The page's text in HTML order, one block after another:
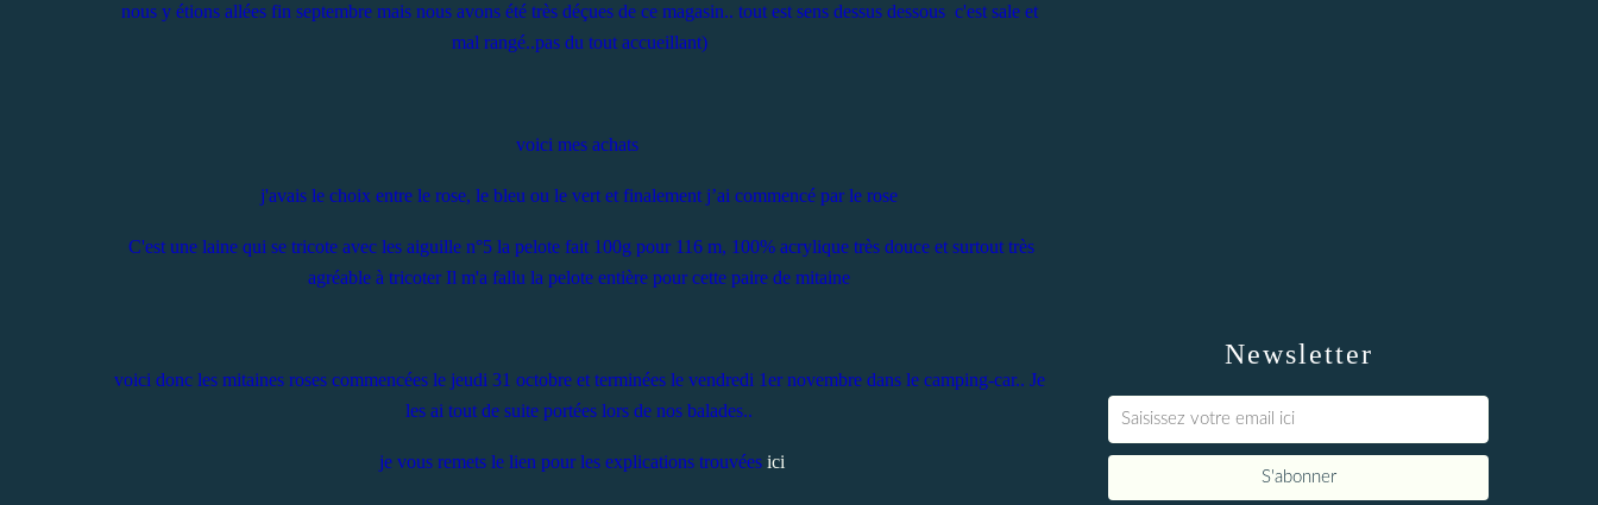
nous y étions allées fin septembre mais nous avons été très déçues de ce magasin.. tout est sens dessus dessous c'est sale et
mal rangé..pas du tout accueillant)
voici mes achats
j'avais le choix entre le rose, le bleu ou le vert et finalement j’ai commencé par le rose
C'est une laine qui se tricote avec les aiguille n°5 la pelote fait 100g pour 116 m, 100% acrylique très douce et surtout très
agréable à tricoter Il m'a fallu la pelote entière pour cette paire de mitaine
voici donc les mitaines roses commencées le jeudi 31 octobre et terminées le vendredi 1er novembre dans le camping-car.. Je
les ai tout de suite portées lors de nos balades..
je vous remets le lien pour les explications trouvées ici
Newsletter